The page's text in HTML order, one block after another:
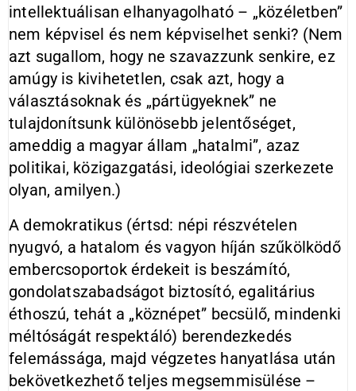
intellektuálisan elhanyagolható – „közéletben”
nem képvisel és nem képviselhet senki? (Nem
azt sugallom, hogy ne szavazzunk senkire, ez
amúgy is kivihetetlen, csak azt, hogy a
választásoknak és „pártügyeknek” ne
tulajdonítsunk különösebb jelentőséget,
ameddig a magyar állam „hatalmi”, azaz
politikai, közigazgatási, ideológiai szerkezete
olyan, amilyen.)
A demokratikus (értsd: népi részvételen
nyugvó, a hatalom és vagyon híján szűkölködő
embercsoportok érdekeit is beszámító,
gondolatszabadságot biztosító, egalitárius
éthoszú, tehát a „köznépet” becsülő, mindenki
méltóságát respektáló) berendezkedés
felemássága, majd végzetes hanyatlása után
bekövetkezhető teljes megsemmisülése –